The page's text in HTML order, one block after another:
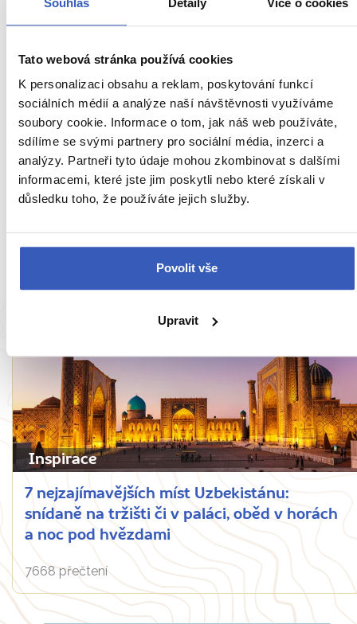
Tato webová stránka používá cookies
K personalizaci obsahu a reklam, poskytování funkcí
sociálních médií a analýze naší návštěvnosti využíváme
soubory cookie. Informace o tom, jak náš web používáte,
sdílíme se svými partnery pro sociální média, inzerci a
analýzy. Partneři tyto údaje mohou zkombinovat s dalšími
informacemi, které jste jim poskytli nebo které získali v
důsledku toho, že používáte jejich služby.
Povolit vše
Upravit
Inspirace
TOP cestovatelské zážitky pro rok 2024:
Ochutnejte tropy, procházejte se podzemím,
popřete zákony gravitace
Inspirace
7 nejzajímavějších míst Uzbekistánu:
snídaně na tržišti či v paláci, oběd v horách
a noc pod hvězdami
7668 přečtení